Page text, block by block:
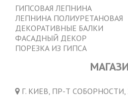
SERVISES
TO
FOOTER
ГИПСОВАЯ ЛЕПНИНА
ЛЕПНИНА ПОЛИУРЕТАНОВАЯ
ДЕКОРАТИВНЫЕ БАЛКИ
ФАСАДНЫЙ ДЕКОР
ПОРЕЗКА ИЗ ГИПСА
Г. КИЕВ, ПР-Т СОБОРНОСТИ,